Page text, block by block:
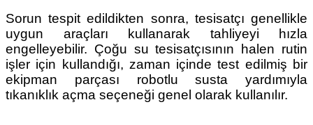
Sorun tespit edildikten sonra, tesisatçı genellikle
uygun araçları kullanarak tahliyeyi hızla
engelleyebilir. Çoğu su tesisatçısının halen rutin
işler için kullandığı, zaman içinde test edilmiş bir
ekipman parçası robotlu susta yardımıyla
tıkanıklık açma seçeneği genel olarak kullanılır.